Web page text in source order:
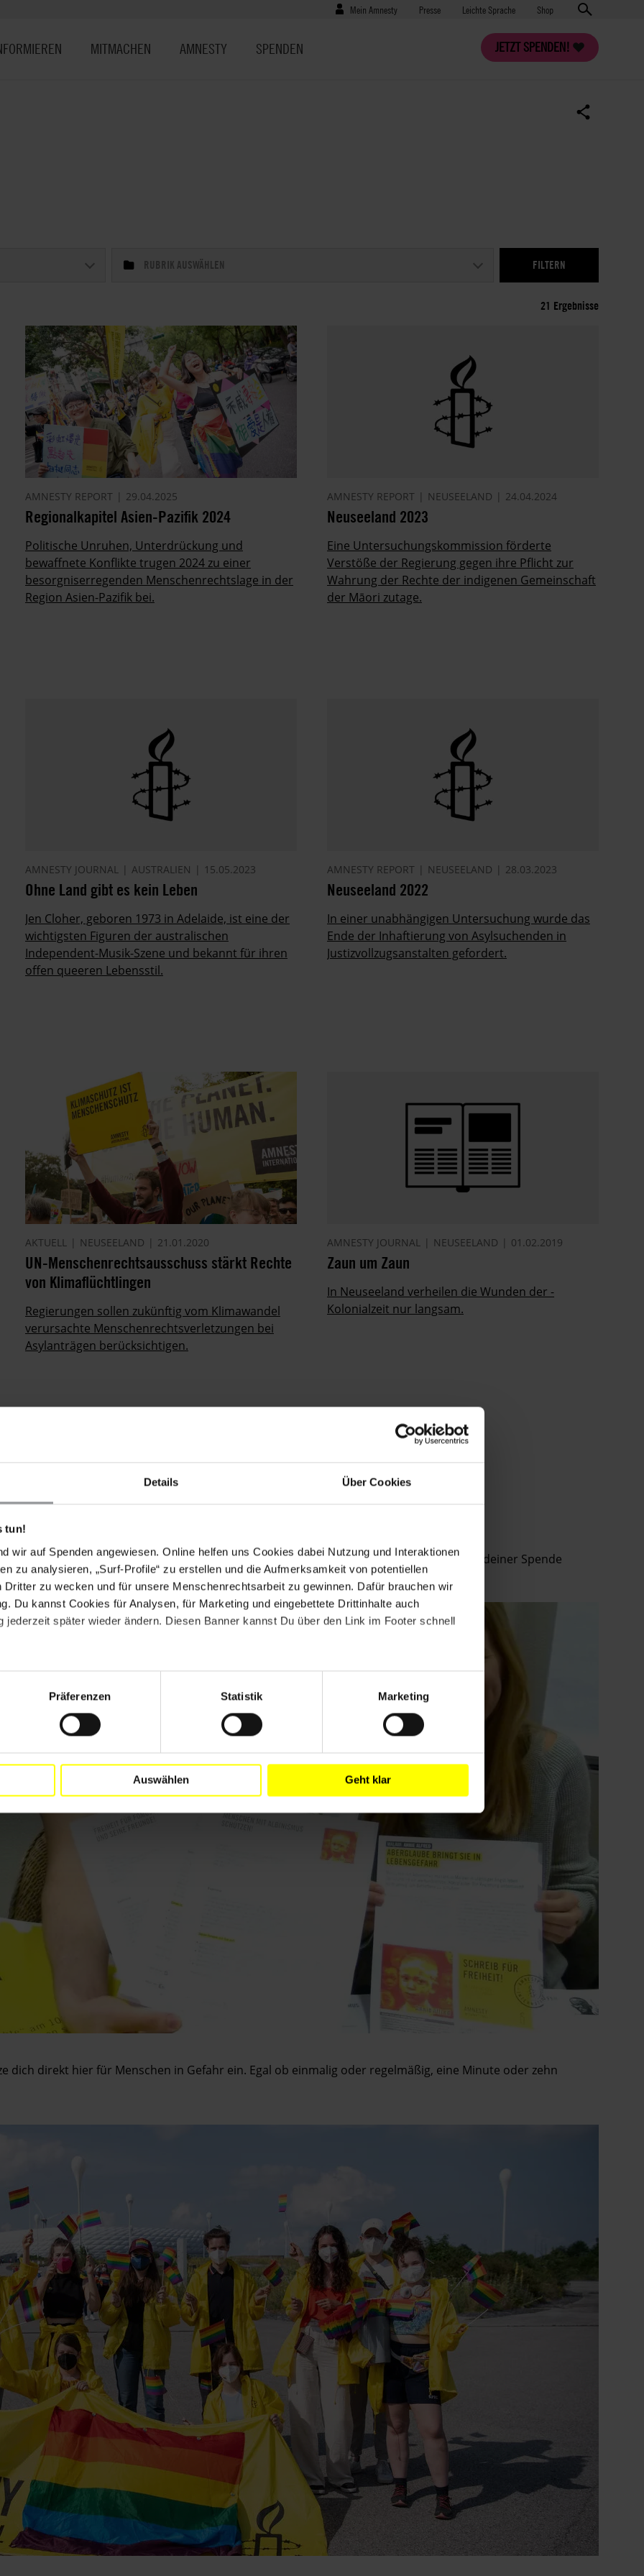
Details Über Cookies
tun!
wir auf Spenden angewiesen. Online helfen uns Cookies dabei Nutzung und Interaktionen
zu analysieren, „Surf-Profile“ zu erstellen und die Aufmerksamkeit von potentiellen
Dritter zu wecken und für unsere Menschenrechtsarbeit zu gewinnen. Dafür brauchen wir
Du kannst Cookies für Analysen, für Marketing und eingebettete Drittinhalte auch
jederzeit später wieder ändern. Diesen Banner kannst Du über den Link im Footer schnell
Präferenzen Statistik Marketing
Auswählen Geht klar
Benutzermenü
Mein Amnesty Presse
Presse Leichte Sprache Shop
JETZT SPENDEN!
MITMACHEN AMNESTY SPENDEN
RUBRIK AUSWÄHLEN
21 Ergebnisse
AMNESTY REPORT 29.04.2025
Regionalkapitel Asien-Pazifik 2024
Politische Unruhen, Unterdrückung und
bewaffnete Konflikte trugen 2024 zu einer
besorgniserregenden Menschenrechtslage in der
Region Asien-Pazifik bei.
AMNESTY REPORT NEUSEELAND 24.04.2024
Neuseeland 2023
Eine Untersuchungskommission förderte
Verstöße der Regierung gegen ihre Pflicht zur
Wahrung der Rechte der indigenen Gemeinschaft
der Māori zutage.
AMNESTY JOURNAL AUSTRALIEN 15.05.2023
Ohne Land gibt es kein Leben
Jen Cloher, geboren 1973 in Adelaide, ist eine der
wichtigsten Figuren der australischen
Independent-Musik-Szene und bekannt für ihren
offen queeren Lebensstil.
AMNESTY REPORT NEUSEELAND 28.03.2023
Neuseeland 2022
In einer unabhängigen Untersuchung wurde das
Ende der Inhaftierung von Asylsuchenden in
Justizvollzugsanstalten gefordert.
AKTUELL NEUSEELAND 21.01.2020
UN-Menschenrechtsausschuss stärkt Rechte
von Klimaflüchtlingen
Regierungen sollen zukünftig vom Klimawandel
verursachte Menschenrechtsverletzungen bei
Asylanträgen berücksichtigen.
AMNESTY JOURNAL NEUSEELAND 01.02.2019
Zaun um Zaun
In Neuseeland verheilen die Wunden der ­
Kolonialzeit nur langsam.
Letzte
Letzte
für die Menschenrechte Unterstütze Amnesty, indem du an Petitionen teilnimmst, mit deiner Spende
langfristig an unserer Seite stehst.
dich direkt hier für Menschen in Gefahr ein. Egal ob einmalig oder regelmäßig, eine Minute oder zehn